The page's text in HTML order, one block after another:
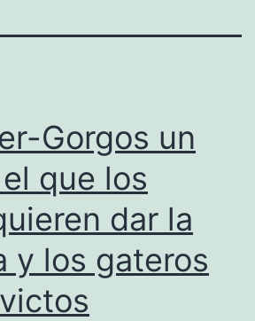
Gorgos un
que los
dar la
y los gateros